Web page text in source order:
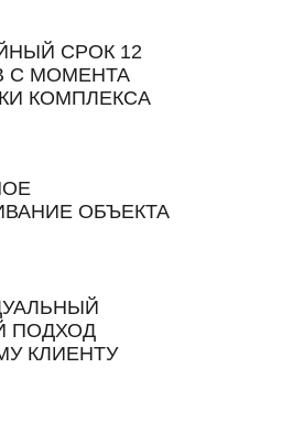
СРОК 12
С МОМЕНТА
КОМПЛЕКСА
ОБЪЕКТА
ПОДХОД
КЛИЕНТУ